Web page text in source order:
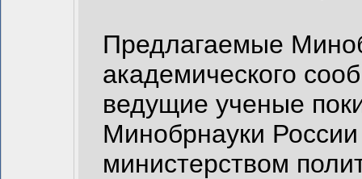
Предлагаемые
академического
ведущие ученые
Минобрнауки
министерством